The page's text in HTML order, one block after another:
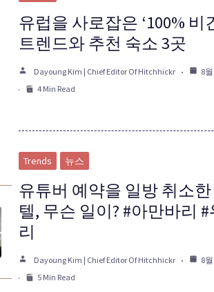
유럽을 사로잡은 ‘100% 비
트렌드와 추천 숙소 3곳
Dayoung Kim | Chief Editor Of Hitchhickr
8
4 Min Read
Trends 뉴스
유튜버 예약을 일방 취소
텔, 무슨 일이? #아만바리
리
Dayoung Kim | Chief Editor Of Hitchhickr
8
5 Min Read